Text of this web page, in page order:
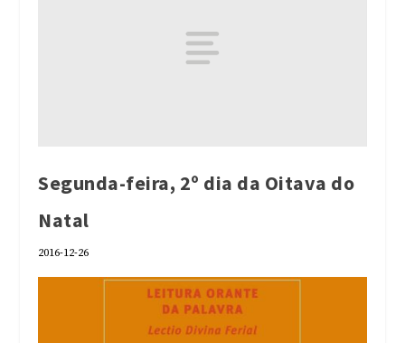
Segunda-feira, 2º dia da Oitava do
Natal
2016-12-26